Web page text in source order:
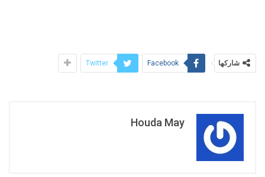
شاركها Facebook
Twitter
Houda May